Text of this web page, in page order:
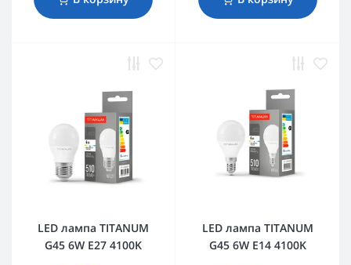
LED лампа TITANUM
G45 6W E27 4100K
LED лампа TITANUM
G45 6W E14 4100K